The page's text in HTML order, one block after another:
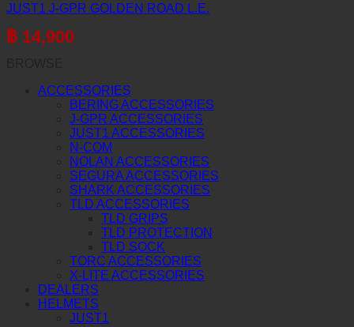
JUST1 J-GPR GOLDEN ROAD L.E.
฿ 14,900
ACCESSORIES
BERING ACCESSORIES
J-GPR ACCESSORIES
JUST1 ACCESSORIES
N-COM
NOLAN ACCESSORIES
SEGURA ACCESSORIES
SHARK ACCESSORIES
TLD ACCESSORIES
TLD GRIPS
TLD PROTECTION
TLD SOCK
TORC ACCESSORIES
X-LITE ACCESSORIES
DEALERS
HELMETS
JUST1